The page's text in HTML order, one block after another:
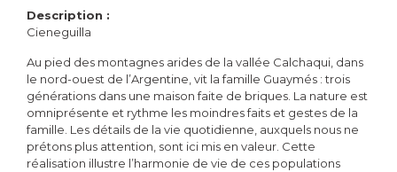
Description :
Cieneguilla
Au pied des montagnes arides de la vallée Calchaqui, dans
le nord-ouest de l’Argentine, vit la famille Guaymés : trois
générations dans une maison faite de briques. La nature est
omniprésente et rythme les moindres faits et gestes de la
famille. Les détails de la vie quotidienne, auxquels nous ne
prétons plus attention, sont ici mis en valeur. Cette
réalisation illustre l’harmonie de vie de ces populations